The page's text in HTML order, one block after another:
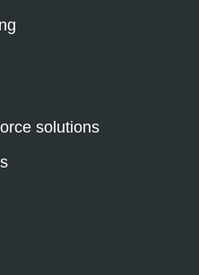
solutions